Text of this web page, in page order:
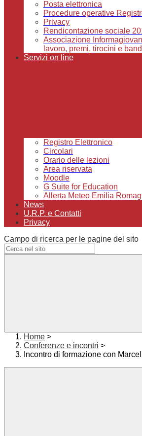
Posta elettronica
Procedure operative
Privacy
Rendicontazione sociale
Associazione
lavoro, premi, tirocini e
Servizi on line
Registro Elettronico
Circolari
Orario delle lezioni
Area riservata
Moodle
G Suite for Education
Allerta Meteo Emilia
News
U.R.P. e Contatti
Privacy
Campo di ricerca per le pagine del sito
Home >
Conferenze e incontri >
Incontro di formazione con